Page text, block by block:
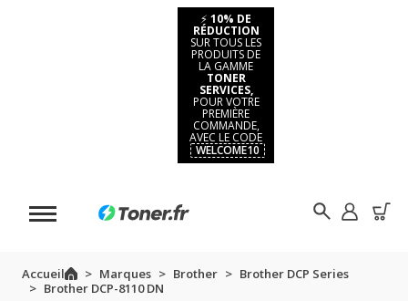
⚡ 10% DE
RÉDUCTION
SUR TOUS LES
PRODUITS DE
LA GAMME
TONER
SERVICES,
POUR VOTRE
PREMIÈRE
COMMANDE,
AVEC LE CODE
WELCOME10
Accueil Marques Brother
Brother DCP Series
Brother DCP-8110 DN